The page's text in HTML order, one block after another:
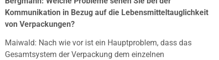
Kommunikation in Bezug auf die Lebensmitteltauglichkeit
von Verpackungen?
Maiwald: Nach wie vor ist ein Hauptproblem, dass das
Gesamtsystem der Verpackung dem einzelnen